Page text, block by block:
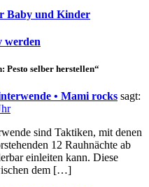
Baby und Kinder
werden
Pesto selber herstellen“
• Mami rocks sagt:
sind Taktiken, mit denen
12 Rauhnächte ab
einleiten kann. Diese
dem […]